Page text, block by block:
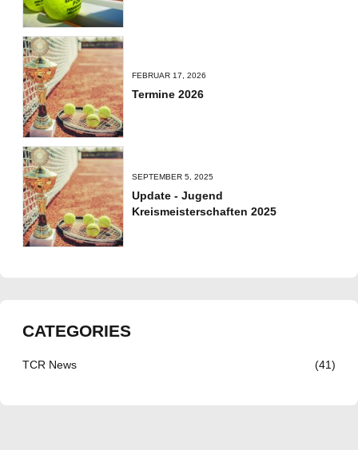
FEBRUAR 17, 2026
Termine 2026
SEPTEMBER 5, 2025
Update - Jugend
Kreismeisterschaften 2025
CATEGORIES
TCR News (41)